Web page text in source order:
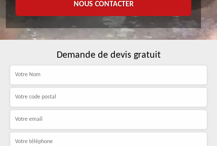
NOUS CONTACTER
Demande de devis gratuit